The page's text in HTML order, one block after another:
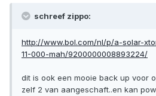
schreef zippo:
http://www.bol.com/nl/p/a-solar-
11-000-mah/9200000008893224/
dit is ook een mooie back up voor
zelf 2 van aangeschaft..en kan